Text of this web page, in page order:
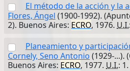
El método de la acción y la
Flores, Ángel (1900-1992).
2). Buenos Aires: ECRO, 1976. U.I.
Planeamiento y
Cornely, Seno Antonio (1929-...).
Buenos Aires: ECRO, 1977. U.I.: